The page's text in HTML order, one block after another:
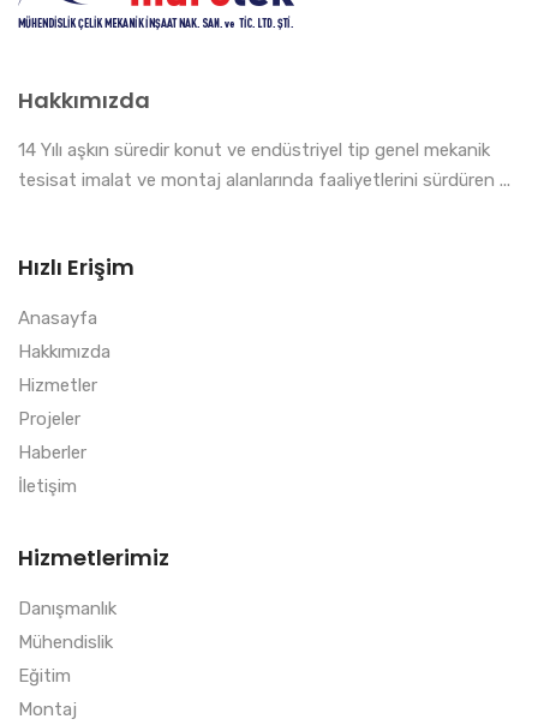
Hakkımızda
14 Yılı aşkın süredir konut ve endüstriyel tip genel mekanik
tesisat imalat ve montaj alanlarında faaliyetlerini sürdüren ...
Hızlı Erişim
Anasayfa
Hakkımızda
Hizmetler
Projeler
Haberler
İletişim
Hizmetlerimiz
Danışmanlık
Mühendislik
Eğitim
Montaj